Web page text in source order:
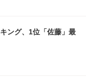
ング、1位「佐藤」最